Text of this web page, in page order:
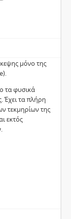
μόνο της
τα φυσικά
Έχει τα πλήρη
τεκμηρίων της
εκτός